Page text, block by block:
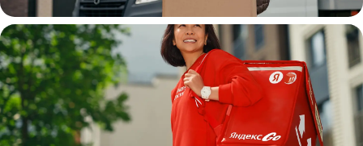
Водитель
грузовой машины